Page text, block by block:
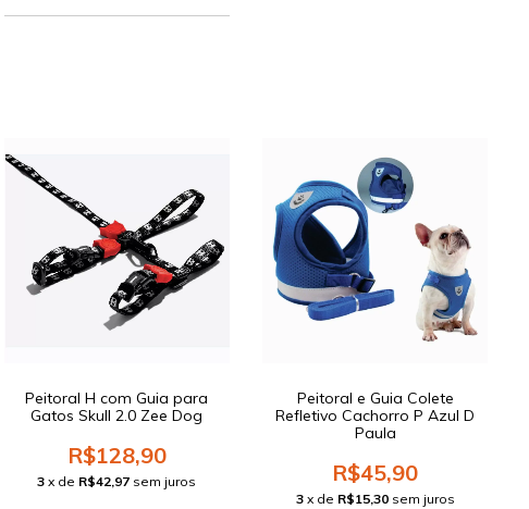
Peitoral H com Guia para
Gatos Skull 2.0 Zee Dog
R$128,90
3 x de R$42,97 sem juros
Peitoral e Guia Colete
Refletivo Cachorro P Azul D
Paula
R$45,90
3 x de R$15,30 sem juros